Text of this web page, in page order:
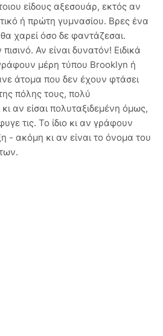
είδους αξεσουάρ, εκτός αν
ή πρώτη γυμνασίου. Βρες ένα
χαρεί όσο δε φαντάζεσαι.
Αν είναι δυνατόν! Ειδικά
μέρη τύπου Brooklyn ή
άτομα που δεν έχουν φτάσει
πόλης τους, πολύ
αν είσαι πολυταξιδεμένη όμως,
τις. Το ίδιο κι αν γράφουν
- ακόμη κι αν είναι το όνομα του